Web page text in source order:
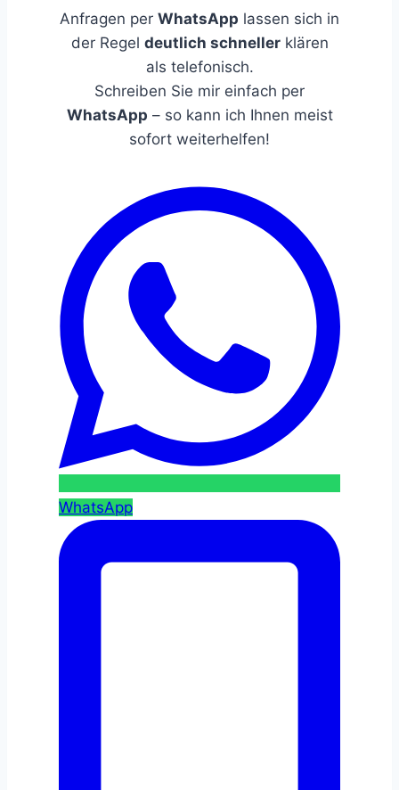
Anfragen per WhatsApp lassen sich in
der Regel deutlich schnellerklären
als telefonisch.
Schreiben Sie mir einfach per
WhatsApp – so kann ich Ihnen meist
sofort weiterhelfen!
WhatsApp